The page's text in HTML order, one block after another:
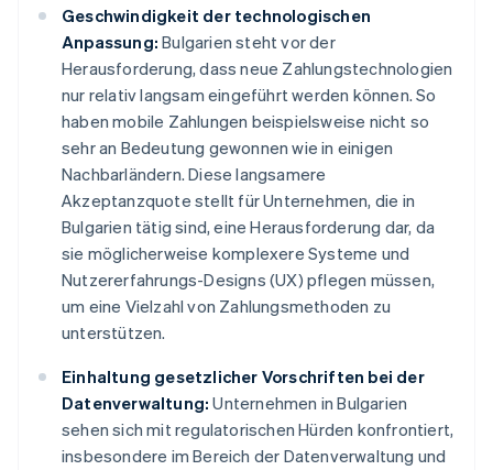
Geschwindigkeit der technologischen
Anpassung: Bulgarien steht vor der
Herausforderung, dass neue Zahlungstechnologien
nur relativ langsam eingeführt werden können. So
haben mobile Zahlungen beispielsweise nicht so
sehr an Bedeutung gewonnen wie in einigen
Nachbarländern. Diese langsamere
Akzeptanzquote stellt für Unternehmen, die in
Bulgarien tätig sind, eine Herausforderung dar, da
sie möglicherweise komplexere Systeme und
Nutzererfahrungs-Designs (UX) pflegen müssen,
um eine Vielzahl von Zahlungsmethoden zu
unterstützen.
Einhaltung gesetzlicher Vorschriften bei der
Datenverwaltung: Unternehmen in Bulgarien
sehen sich mit regulatorischen Hürden konfrontiert,
insbesondere im Bereich der Datenverwaltung und